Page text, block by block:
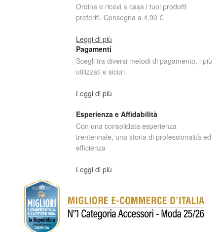
Ordina e ricevi a casa i tuoi prodotti
preferiti. Consegna a 4,90 €
Leggi di più
Pagamenti
Scegli tra diversi metodi di pagamento, i più
utilizzati e sicuri.
Leggi di più
Esperienza e Affidabilità
Con una consolidata esperienza
trentennale, una storia di professionalità ed
efficienza
Leggi di più